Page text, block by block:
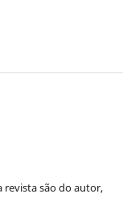
revista são do autor,